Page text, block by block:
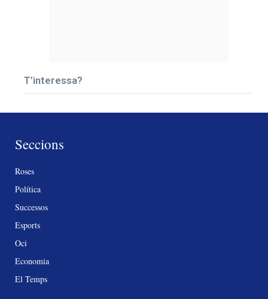
T’interessa?
Seccions
Roses
Política
Successos
Esports
Oci
Economia
El Temps